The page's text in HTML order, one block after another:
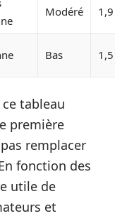
Modéré
Bas
tableau
première
remplacer
fonction des
utile de
et